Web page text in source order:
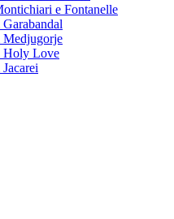
e Fontanelle
Medjugorje
Holy Love